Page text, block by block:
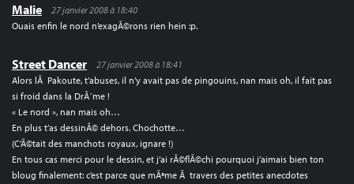
Malie
27 janvier 2008 à 18:40
Ouais enfin le nord n’exagÃ©rons rien hein :p.
Street Dancer
27 janvier 2008 à 18:41
Alors lÃ Pakoute, t’abuses, il n’y avait pas de pingouins, nan mais oh, il fait pas
si froid dans la DrÃ´me !
« Le nord », nan mais oh…
En plus t’as dessinÃ© dehors. Chochotte…
(C’Ã©tait des manchots royaux, ignare !)
En tous cas merci pour le dessin, et j’ai rÃ©flÃ©chi pourquoi j’aimais bien ton
bloug finalement: c’est parce que mÃªme Ã travers des petites anecdotes